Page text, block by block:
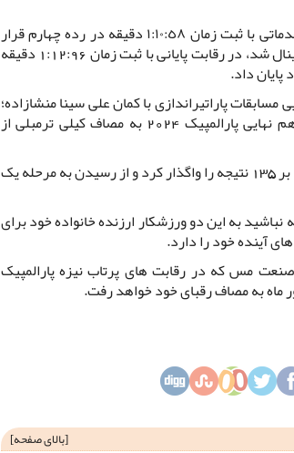
سینا ضیغمى‌نژاد که در گروه اول مقدماتى با ثبت زمان ١:١٠:٥٨ دقیقه در رده چهارم قرار
گرفت و به عنوان نفر هشتم راهی فینال شد، در رقابت پایانی با ثبت زمان 1:12:96 دقیقه
داد.
پاراتیراندازی با کمان علی سینا منشازاده؛
نماینده ایران در مرحله یک شانزدهم نهایی پارالمپیک 2024 به مصاف کیلی ترمبلی از
در این رقابت منشازاده با نتیجه 140 بر 135 نتیجه را واگذار کرد و از رسیدن به مرحله یک
به این دو ورزشکار ارزنده خانواده خود برای
آینده خود را دارد.
مس که در رقابت های پرتاب نیزه پارالمپیک
[بالای صفحه]